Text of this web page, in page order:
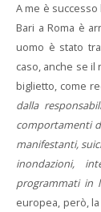
A me è successo
Bari a Roma è
uomo è stato
caso, anche se
biglietto, come
dalla
comportamenti
manifestanti,
inondazioni,
programmati in
europea, però,